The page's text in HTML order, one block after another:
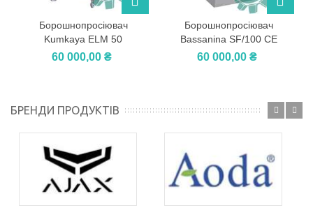
Борошнопросіювач
Kumkaya ELM 50
60 000,00 ₴
Борошнопросіювач
Bassanina SF/100 СЕ
60 000,00 ₴
БРЕНДИ ПРОДУКТІВ